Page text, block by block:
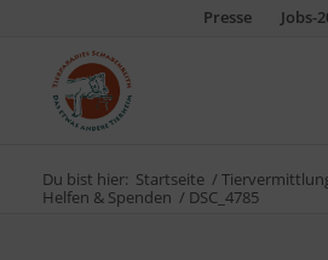
Presse Jobs-
Du bist hier: Startseite /
Helfen & Spenden / DSC_4785